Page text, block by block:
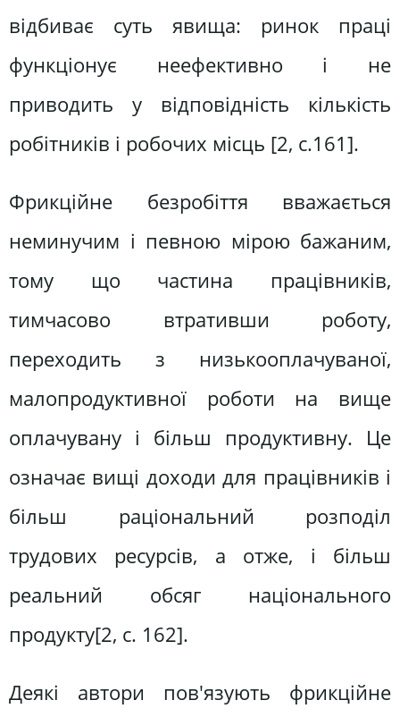
відбиває суть явища: ринок праці
функціонує неефективно і не
приводить у відповідність кількість
робітників і робочих місць [2, с.161].
Фрикційне безробіття вважається
неминучим і певною мірою бажаним,
тому що частина працівників,
тимчасово втративши роботу,
переходить з низькооплачуваної,
малопродуктивної роботи на вище
оплачувану і більш продуктивну. Це
означає вищі доходи для працівників і
більш раціональний розподіл
трудових ресурсів, а отже, і більш
реальний обсяг національного
продукту[2, с. 162].
Деякі автори пов'язують фрикційне